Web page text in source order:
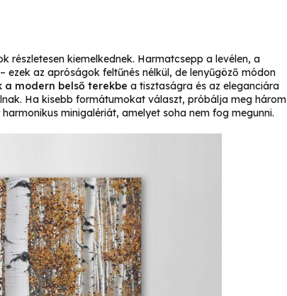
részletesen kiemelkednek. Harmatcsepp a levélen, a
az apróságok feltűnés nélkül, de lenyűgöző módon
a modern belső terekbe a tisztaságra és az eleganciára
Ha kisebb formátumokat választ, próbálja meg három
minigalériát, amelyet soha nem fog megunni.